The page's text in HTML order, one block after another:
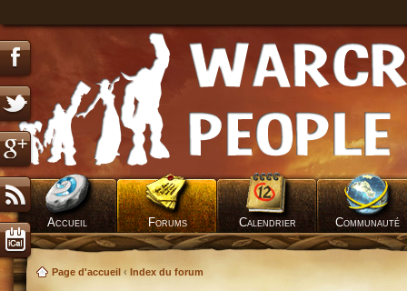
Accueil Forums Calendrier Communauté
Page d'accueil ‹ Index du forum